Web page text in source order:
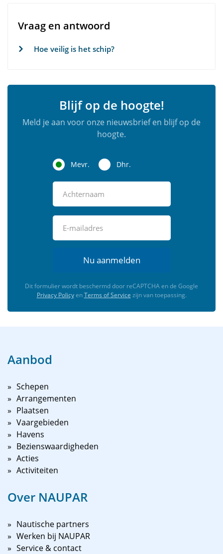
Vraag en antwoord
Hoe veilig is het schip?
Blijf op de hoogte!
Meld je aan voor onze nieuwsbrief en blijf op de
hoogte.
Mevr. Dhr.
Nu aanmelden
Dit formulier wordt beschermd door reCAPTCHA en de Google
Privacy PolicyenTerms of Service zijn van toepassing.
Aanbod
Schepen
Arrangementen
Plaatsen
Vaargebieden
Havens
Bezienswaardigheden
Acties
Activiteiten
Over NAUPAR
Nautische partners
Werken bij NAUPAR
Service & contact